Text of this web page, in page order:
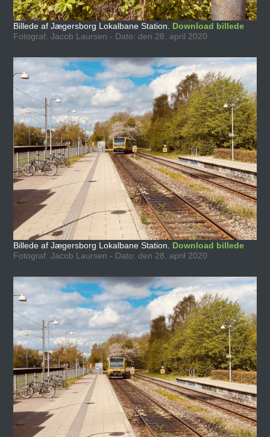
Billede af Jægersborg Lokalbane Station. Download billede
Fotograf: Jacob Laursen - Dato: den 28. april 2020
Billede af Jægersborg Lokalbane Station. Download billede
Fotograf: Jacob Laursen - Dato: den 28. april 2020